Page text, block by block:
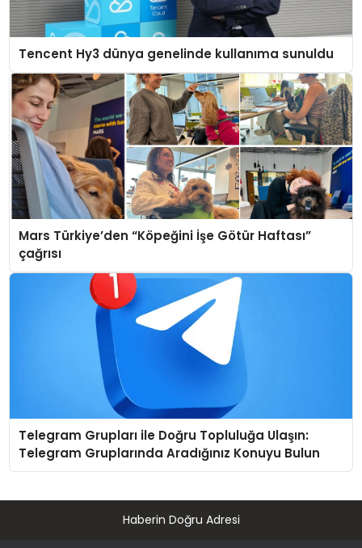
Tencent Hy3 dünya genelinde kullanıma sunuldu
Mars Türkiye’den “Köpeğini İşe Götür Haftası”
çağrısı
Telegram Grupları ile Doğru Topluluğa Ulaşın:
Telegram Gruplarında Aradığınız Konuyu Bulun
Haberin Doğru Adresi